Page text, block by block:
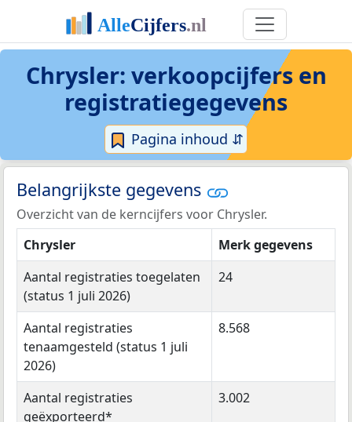
Chrysler: verkoopcijfers en
registratiegegevens
Pagina inhoud ⇵
Belangrijkste gegevens
Overzicht van de kerncijfers voor Chrysler.
Chrysler
Merk gegevens
Aantal registraties toegelaten
(status 1 juli 2026)
24
Aantal registraties
tenaamgesteld (status 1 juli
2026)
8.568
Aantal registraties
geëxporteerd*
3.002